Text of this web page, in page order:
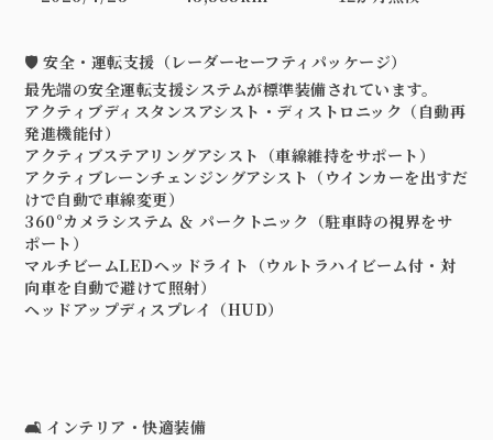
🛡️ 安全・運転支援（レーダーセーフティパッケージ）
最先端の安全運転支援システムが標準装備されています。
アクティブディスタンスアシスト・ディストロニック（自動再
発進機能付）
アクティブステアリングアシスト（車線維持をサポート）
アクティブレーンチェンジングアシスト（ウインカーを出すだ
けで自動で車線変更）
360°カメラシステム ＆ パークトニック（駐車時の視界をサ
ポート）
マルチビームLEDヘッドライト（ウルトラハイビーム付・対
向車を自動で避けて照射）
ヘッドアップディスプレイ（HUD）
🛋️ インテリア・快適装備